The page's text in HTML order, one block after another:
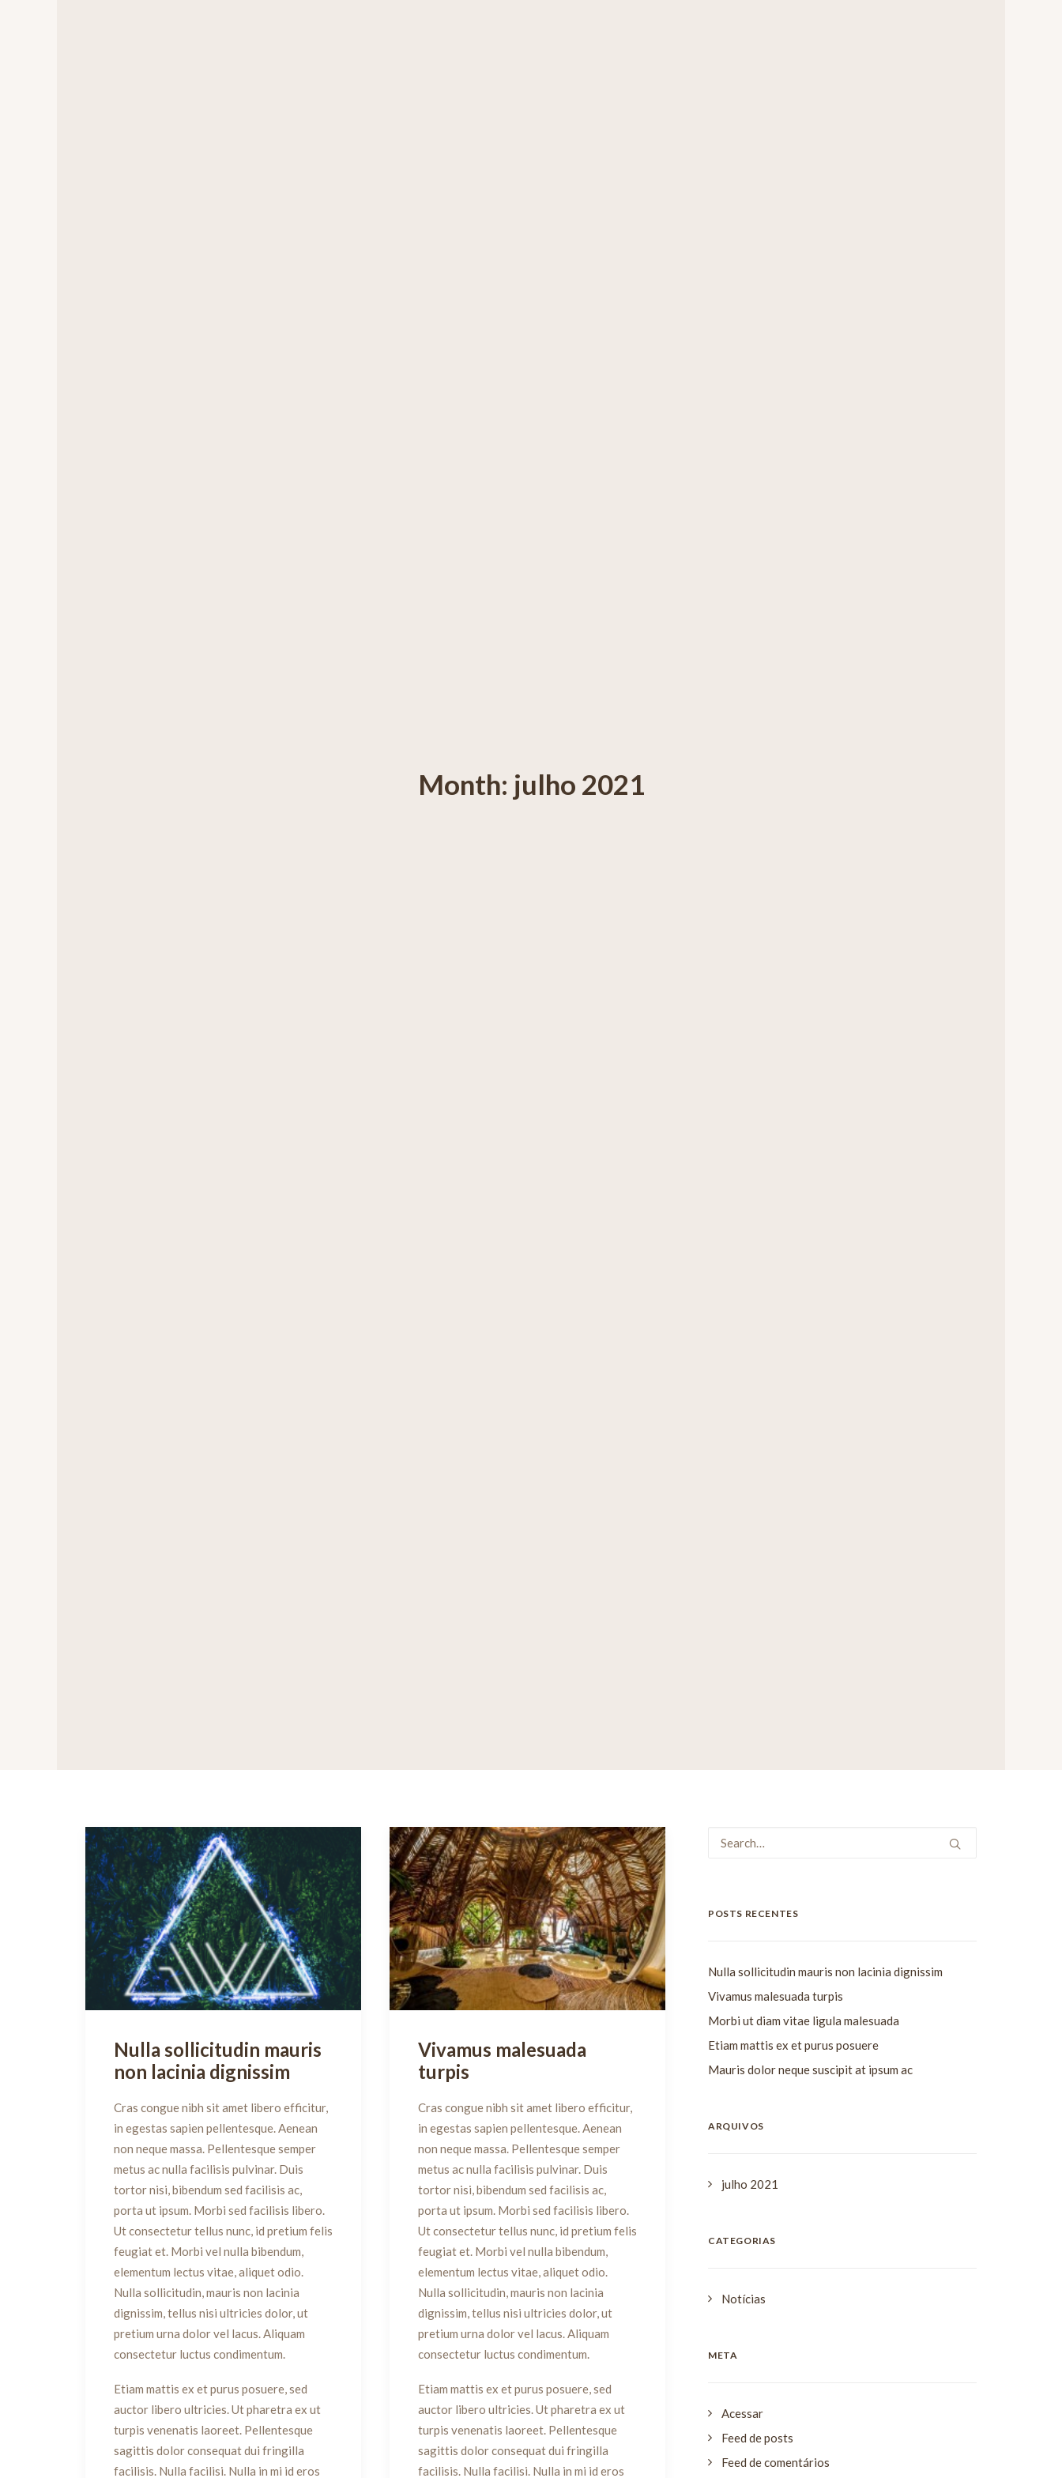
Month: julho 2021
Nulla sollicitudin mauris
non lacinia dignissim
Cras congue nibh sit amet libero efficitur,
in egestas sapien pellentesque. Aenean
non neque massa. Pellentesque semper
metus ac nulla facilisis pulvinar. Duis
tortor nisi, bibendum sed facilisis ac,
porta ut ipsum. Morbi sed facilisis libero.
Ut consectetur tellus nunc, id pretium felis
feugiat et. Morbi vel nulla bibendum,
elementum lectus vitae, aliquet odio.
Nulla sollicitudin, mauris non lacinia
dignissim, tellus nisi ultricies dolor, ut
pretium urna dolor vel lacus. Aliquam
consectetur luctus condimentum.
Etiam mattis ex et purus posuere, sed
auctor libero ultricies. Ut pharetra ex ut
turpis venenatis laoreet. Pellentesque
sagittis dolor consequat dui fringilla
facilisis. Nulla facilisi. Nulla in mi id eros
Vivamus malesuada
turpis
Cras congue nibh sit amet libero efficitur,
in egestas sapien pellentesque. Aenean
non neque massa. Pellentesque semper
metus ac nulla facilisis pulvinar. Duis
tortor nisi, bibendum sed facilisis ac,
porta ut ipsum. Morbi sed facilisis libero.
Ut consectetur tellus nunc, id pretium felis
feugiat et. Morbi vel nulla bibendum,
elementum lectus vitae, aliquet odio.
Nulla sollicitudin, mauris non lacinia
dignissim, tellus nisi ultricies dolor, ut
pretium urna dolor vel lacus. Aliquam
consectetur luctus condimentum.
Etiam mattis ex et purus posuere, sed
auctor libero ultricies. Ut pharetra ex ut
turpis venenatis laoreet. Pellentesque
sagittis dolor consequat dui fringilla
facilisis. Nulla facilisi. Nulla in mi id eros
POSTS RECENTES
Nulla sollicitudin mauris non lacinia dignissim
Vivamus malesuada turpis
Morbi ut diam vitae ligula malesuada
Etiam mattis ex et purus posuere
Mauris dolor neque suscipit at ipsum ac
ARQUIVOS
julho 2021
CATEGORIAS
Notícias
META
Acessar
Feed de posts
Feed de comentários